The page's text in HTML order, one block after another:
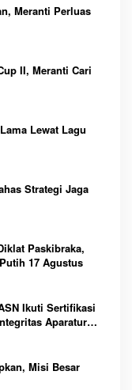
Meranti Perluas
II, Meranti Cari
Lewat Lagu
Strategi Jaga
Paskibraka,
17 Agustus
Ikuti Sertifikasi
Aparatur
Misi Besar